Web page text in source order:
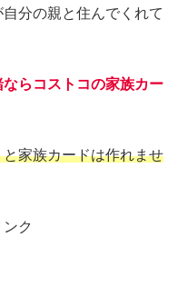
分の親と住んでくれて
らコストコの家族カー
家族カードは作れませ
ク